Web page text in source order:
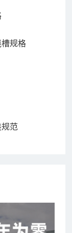
规格
范